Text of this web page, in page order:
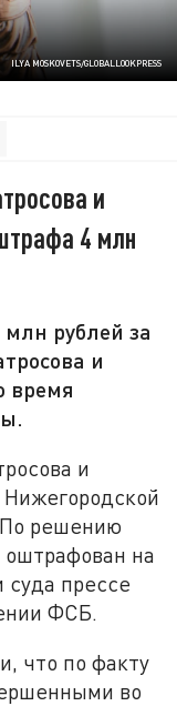
ILYA MOSKOVETS/GLOBALLOOKPRESS
и
4 млн
рублей за
и
время
и
По решению
на
прессе
ФСБ.
что по факту
во